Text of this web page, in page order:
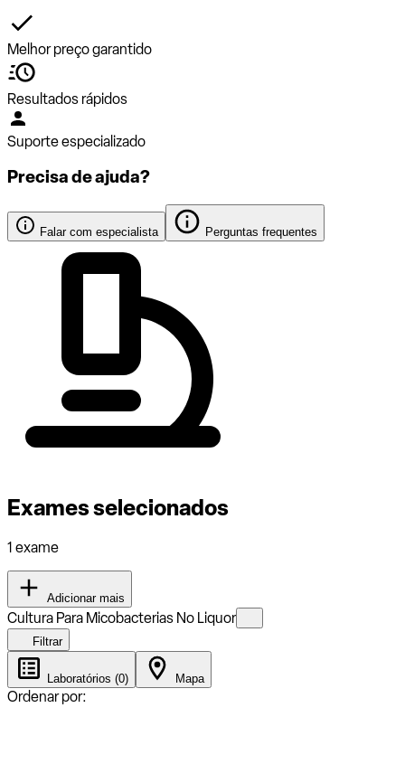
Melhor preço garantido
Resultados rápidos
Suporte especializado
Precisa de ajuda?
Falar com especialista Perguntas frequentes
Exames selecionados
1 exame
Adicionar mais
Cultura Para Micobacterias No Liquor
Filtrar
Laboratórios (0) Mapa
Ordenar por: